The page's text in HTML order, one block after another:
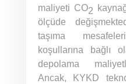
maliyeti CO2
ölçüde
taşıma
koşullarına bağlı
depolama
Ancak, KYKD